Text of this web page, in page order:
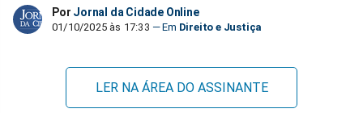
Por Jornal da Cidade Online
01/10/2025 às 17:33 Direito e Justiça
LER NA ÁREA DO ASSINANTE